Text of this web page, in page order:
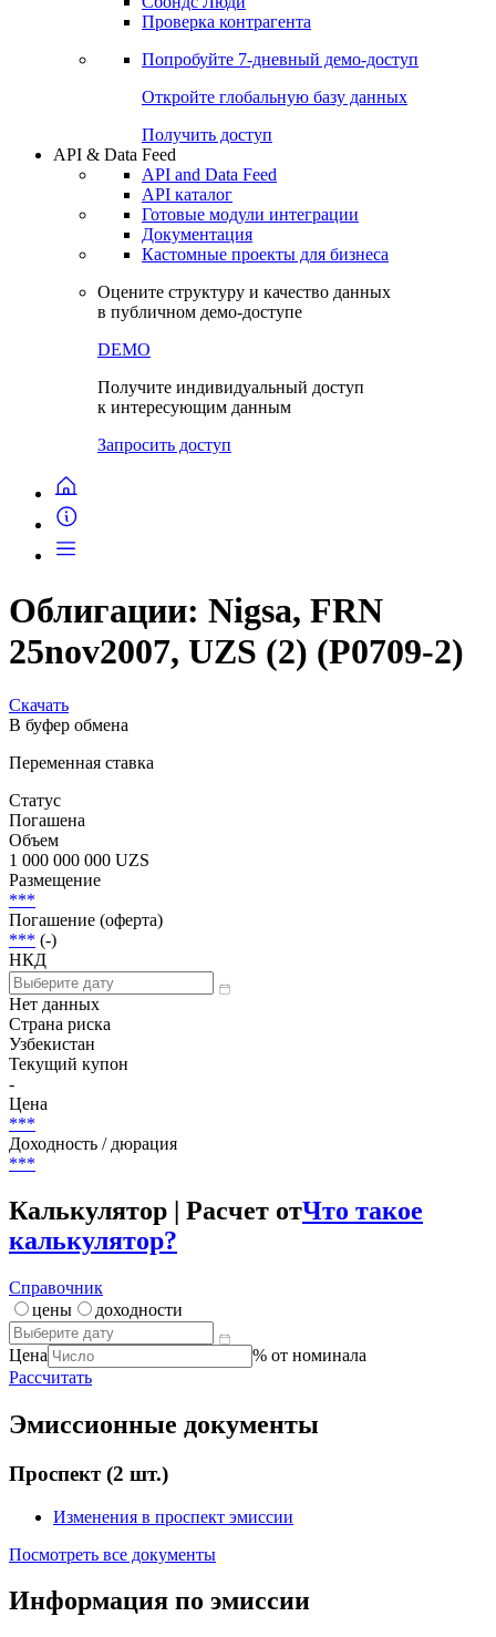
Проверка контрагента
Попробуйте 7-дневный демо-доступ
Откройте глобальную базу данных
Получить доступ
API & Data Feed
API and Data Feed
API каталог
Готовые модули интеграции
Документация
Кастомные проекты для бизнеса
Оцените структуру и качество данных
в публичном демо-доступе
DEMO
Получите индивидуальный доступ
к интересующим данным
Запросить доступ
Облигации: Nigsa, FRN
25nov2007, UZS (2) (P0709-2)
Скачать
В буфер обмена
Переменная ставка
Статус
Погашена
Объем
1 000 000 000 UZS
Размещение
***
Погашение (оферта)
*** (-)
НКД
Нет данных
Страна риска
Узбекистан
Текущий купон
-
Цена
***
Доходность / дюрация
***
Калькулятор | Расчет отЧто такое
калькулятор?
Справочник
цены
доходности
Цена
% от номинала
Рассчитать
Эмиссионные документы
Проспект (2 шт.)
Изменения в проспект эмиссии
Посмотреть все документы
Информация по эмиссии